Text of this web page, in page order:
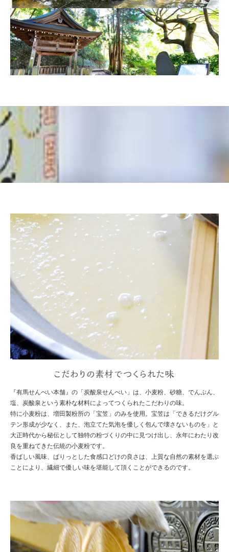
『有馬せんべい本舗』の「炭酸泉せんべい」は、小麦粉、砂糖、でんぷん、
塩、炭酸泉という素朴な材料によってつくられたこだわりの味。
特に小麦粉は、増田製粉所の「宝笠」のみを使用。宝笠は「できるだけグル
テン形成が少なく、また、泡立てた気泡を優しく包んで壊さないものを」と
大正時代から秘伝として独特の粉づくりの中に見つけ出し、永年にわたり改
良を重ねてきた伝統の小麦粉です。
香ばしい風味、ぱりっとした食感口どけの良さは、上質な自然の素材を選ぶ
ことにより、繊細で優しい味を堪能して頂くことができるのです。